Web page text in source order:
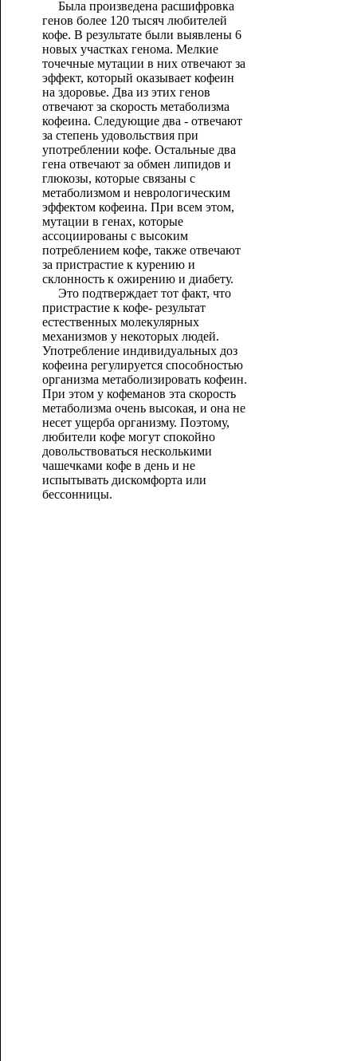
Была произведена расшифровка
генов более 120 тысяч любителей
кофе. В результате были выявлены 6
новых участках генома. Мелкие
точечные мутации в них отвечают за
эффект, который оказывает кофеин
на здоровье. Два из этих генов
отвечают за скорость метаболизма
кофеина. Следующие два - отвечают
за степень удовольствия при
употреблении кофе. Остальные два
гена отвечают за обмен липидов и
глюкозы, которые связаны с
метаболизмом и неврологическим
эффектом кофеина. При всем этом,
мутации в генах, которые
ассоциированы с высоким
потреблением кофе, также отвечают
за пристрастие к курению и
склонность к ожирению и диабету.
Это подтверждает тот факт, что
пристрастие к кофе- результат
естественных молекулярных
механизмов у некоторых людей.
Употребление индивидуальных доз
кофеина регулируется способностью
организма метаболизировать кофеин.
При этом у кофеманов эта скорость
метаболизма очень высокая, и она не
несет ущерба организму. Поэтому,
любители кофе могут спокойно
довольствоваться несколькими
чашечками кофе в день и не
испытывать дискомфорта или
бессонницы.